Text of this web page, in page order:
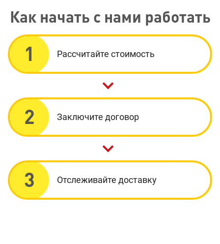
Как начать с нами работать
1 Рассчитайте стоимость
2 Заключите договор
3 Отслеживайте доставку